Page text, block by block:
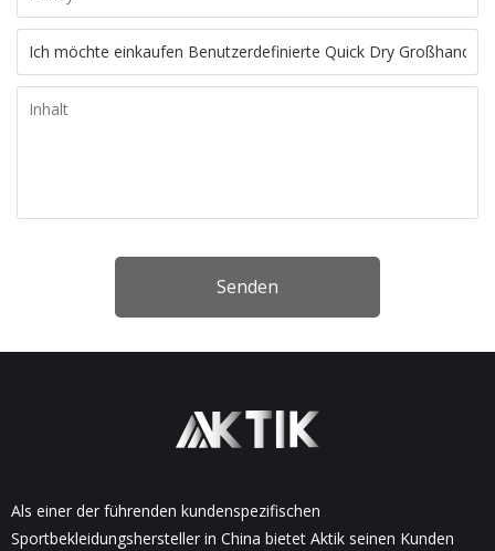
Senden
Als einer der führenden kundenspezifischen
Sportbekleidungshersteller in China bietet Aktik seinen Kunden